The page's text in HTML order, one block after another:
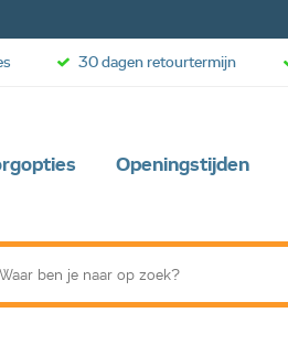
Openingstijden
30 dagen retourtermijn